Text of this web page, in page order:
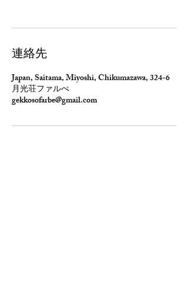
連絡先
Japan, Saitama, Miyoshi, Chikumazawa, 324-6
月光荘ファルべ
gekkosofarbe@gmail.com